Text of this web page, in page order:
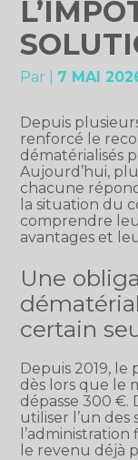
Par 7 MAI
Depuis
renforcé le
dématérialisés
Aujourd’hui,
chacune
la situation du
comprendre
avantages et
Une
certain
Depuis 2019, le
dès lors que le
dépasse 300 €.
utiliser l’un des
l’administration
le revenu déjà